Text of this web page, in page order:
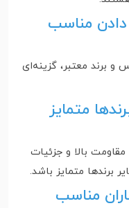
دادن مناسب
و برند معتبر، گزینه‌ای
متمایز
بالا و جزئیات
متمایز باشد.
مناسب